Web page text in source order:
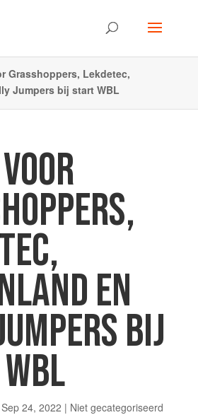
Grasshoppers, Lekdetec,
Jumpers bij start WBL
EN
BIJ
Sep 24, 2022 | Niet gecategoriseerd